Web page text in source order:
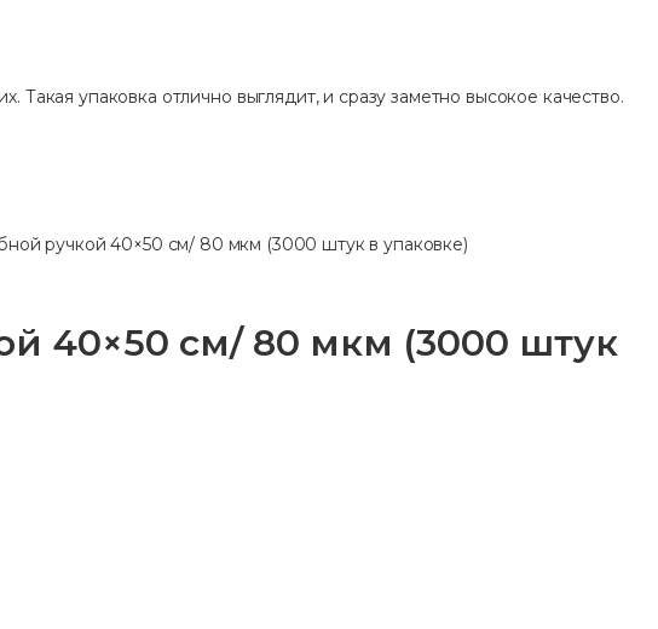
Такая упаковка отлично выглядит, и сразу заметно высокое качество.
ручкой 40×50 см/ 80 мкм (3000 штук в упаковке)
40×50 см/ 80 мкм (3000 штук